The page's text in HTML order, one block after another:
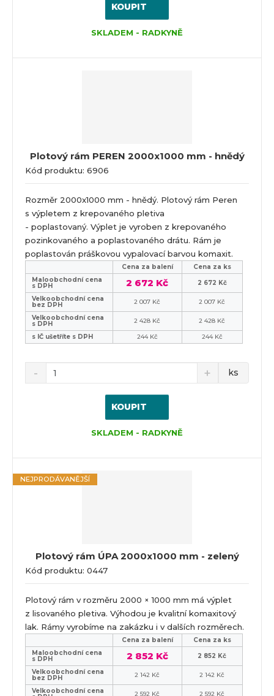
KOUPIT
SKLADEM - RADKYNĚ
Plotový rám PEREN 2000x1000 mm - hnědý
Kód produktu: 6906
Rozměr 2000x1000 mm - hnědý. Plotový rám Peren
s výpletem z krepovaného pletiva
- poplastovaný. Výplet je vyroben z krepovaného
pozinkovaného a poplastovaného drátu. Rám je
poplastován práškovou vypalovací barvou komaxit.
Cena za balení
Cena za ks
Maloobchodní cena
s DPH 2 672 Kč
2 672 Kč
Velkoobchodní cena
bez DPH 2 007 Kč
2 007 Kč
Velkoobchodní cena
s DPH 2 428 Kč
2 428 Kč
s IČ ušetříte s DPH
244 Kč 244 Kč
ks
KOUPIT
SKLADEM - RADKYNĚ
Plotový rám ÚPA 2000x1000 mm - zelený
Kód produktu: 0447
NEJPRODÁVANĚJŠÍ
Plotový rám v rozměru 2000 × 1000 mm má výplet
z lisovaného pletiva. Výhodou je kvalitní komaxitový
lak. Rámy vyrobíme na zakázku i v dalších rozměrech.
Cena za balení
Cena za ks
Maloobchodní cena
s DPH 2 852 Kč
2 852 Kč
Velkoobchodní cena
bez DPH 2 142 Kč
2 142 Kč
Velkoobchodní cena
2 592 Kč
2 592 Kč